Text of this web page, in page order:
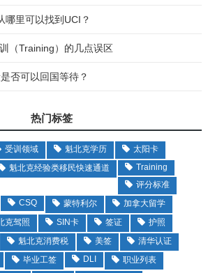
哪里可以找到UCI？
（Training）的几点误区
否可以回国等待？
热门标签
受训领域 魁北克学历
太阳卡
魁北克经验类移民快速通道
Training
评分标准
CSQ 蒙特利尔
加拿大留学
克驾照 SIN卡 签证
护照
魁北克消费税 美签
清华认证
毕业工签 DLI
职业列表